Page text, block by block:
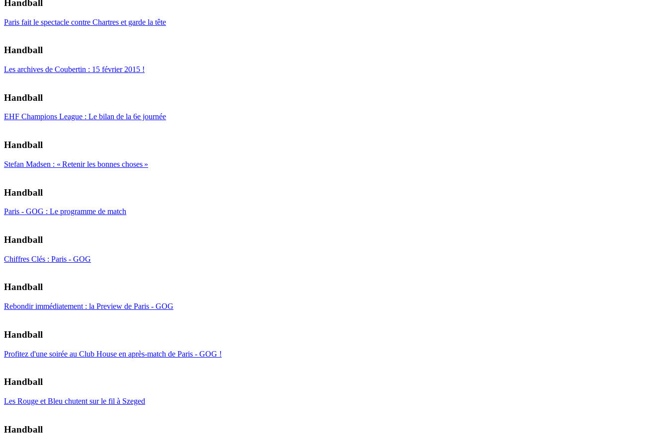
Handball
Paris fait le spectacle contre Chartres et garde la tête
Handball
Les archives de Coubertin : 15 février 2015 !
Handball
EHF Champions League : Le bilan de la 6e journée
Handball
Stefan Madsen : « Retenir les bonnes choses »
Handball
Paris - GOG : Le programme de match
Handball
Chiffres Clés : Paris - GOG
Handball
Rebondir immédiatement : la Preview de Paris - GOG
Handball
Profitez d'une soirée au Club House en après-match de Paris - GOG !
Handball
Les Rouge et Bleu chutent sur le fil à Szeged
Handball